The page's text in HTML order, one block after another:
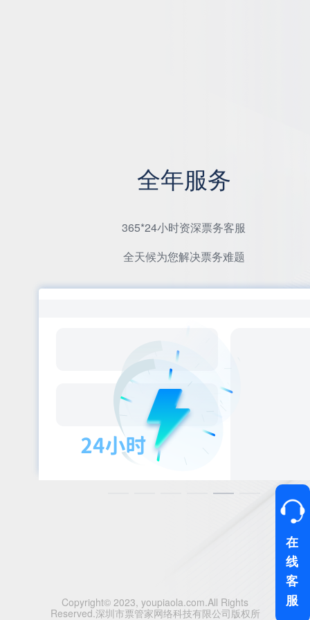
全年服务
365*24小时资深票务客服
全天候为您解决票务难题
Copyright© 2023, youpiaola.com.All Rights
Reserved.深圳市票管家网络科技有限公司版权所
在
线
客
服